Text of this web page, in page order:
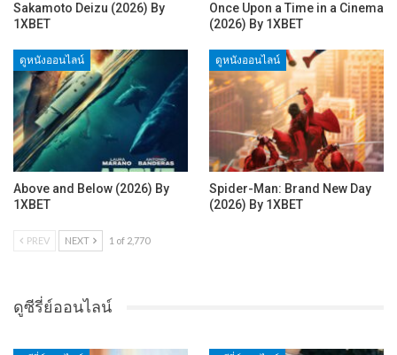
Sakamoto Deizu (2026) By
1XBET
Once Upon a Time in a Cinema
(2026) By 1XBET
ดูหนังออนไลน์
Above and Below (2026) By
1XBET
ดูหนังออนไลน์
Spider-Man: Brand New Day
(2026) By 1XBET
PREV NEXT 1 of 2,770
ดูซีรี่ย์ออนไลน์